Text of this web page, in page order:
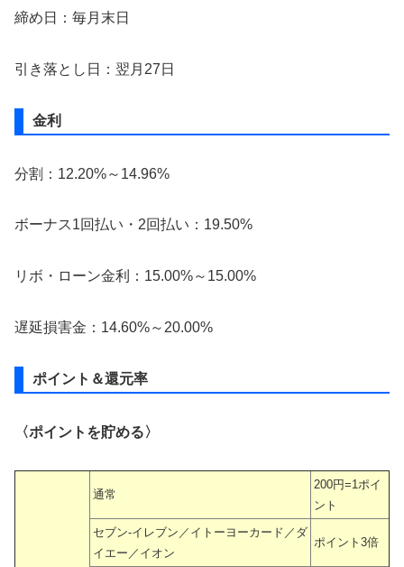
締め日：毎月末日
引き落とし日：翌月27日
金利
分割：12.20%～14.96%
ボーナス1回払い・2回払い：19.50%
リボ・ローン金利：15.00%～15.00%
遅延損害金：14.60%～20.00%
ポイント＆還元率
〈ポイントを貯める〉
通常
200円=1ポイ
ント
セブン-イレブン／イトーヨーカード／ダ
イエー／イオン
ポイント3倍